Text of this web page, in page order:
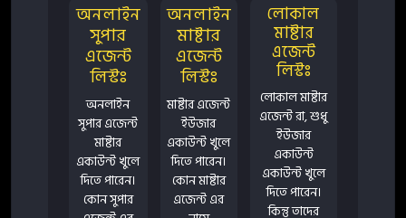
অনলাইন
সুপার
এজেন্ট
লিস্টঃ
অনলাইন
সুপার এজেন্ট
মাষ্টার
একাউন্ট খুলে
দিতে পারেন।
কোন সুপার
অনলাইন
মাষ্টার
এজেন্ট
লিস্টঃ
মাষ্টার এজেন্ট
ইউজার
একাউন্ট খুলে
দিতে পারেন।
কোন মাষ্টার
এজেন্ট এর
লোকাল
মাষ্টার
এজেন্ট
লিস্টঃ
লোকাল মাষ্টার
এজেন্ট রা, শুধু
ইউজার
একাউন্ট
একাউন্ট খুলে
দিতে পারেন।
কিন্তু তাদের